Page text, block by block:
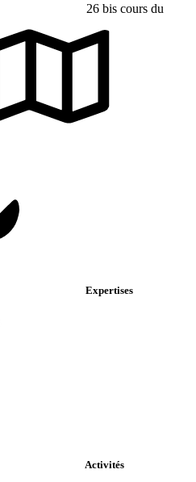
26 bis cours du
Expertises
Activités